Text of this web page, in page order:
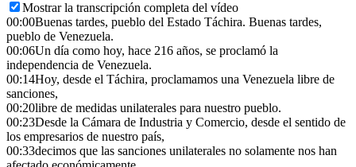
Mostrar la transcripción completa del vídeo
00:00Buenas tardes, pueblo del Estado Táchira. Buenas tardes,
pueblo de Venezuela.
00:06Un día como hoy, hace 216 años, se proclamó la
independencia de Venezuela.
00:14Hoy, desde el Táchira, proclamamos una Venezuela libre de
sanciones,
00:20libre de medidas unilaterales para nuestro pueblo.
00:23Desde la Cámara de Industria y Comercio, desde el sentido de
los empresarios de nuestro país,
00:33decimos que las sanciones unilaterales no solamente nos han